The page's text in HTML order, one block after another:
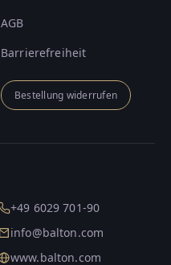
AGB
Barrierefreiheit
Bestellung widerrufen
+49 6029 701-90
info@balton.com
www.balton.com